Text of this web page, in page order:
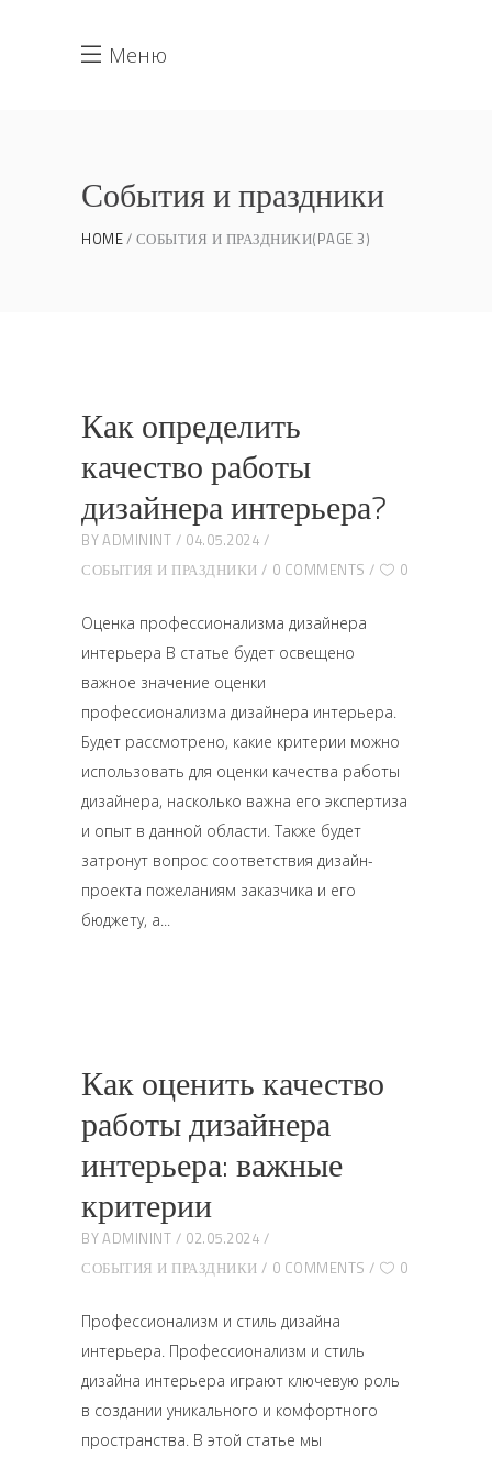
Меню
События и праздники
HOME СОБЫТИЯ И ПРАЗДНИКИ(PAGE 3)
Как определить
качество работы
дизайнера интерьера?
BYADMININT
04.05.2024
СОБЫТИЯ И ПРАЗДНИКИ
0 COMMENTS 0
Оценка профессионализма дизайнера
интерьера В статье будет освещено
важное значение оценки
профессионализма дизайнера интерьера.
Будет рассмотрено, какие критерии можно
использовать для оценки качества работы
дизайнера, насколько важна его экспертиза
и опыт в данной области. Также будет
затронут вопрос соответствия дизайн-
проекта пожеланиям заказчика и его
бюджету, а
Как оценить качество
работы дизайнера
интерьера: важные
критерии
BYADMININT
02.05.2024
СОБЫТИЯ И ПРАЗДНИКИ
0 COMMENTS 0
Профессионализм и стиль дизайна
интерьера. Профессионализм и стиль
дизайна интерьера играют ключевую роль
в создании уникального и комфортного
пространства. В этой статье мы